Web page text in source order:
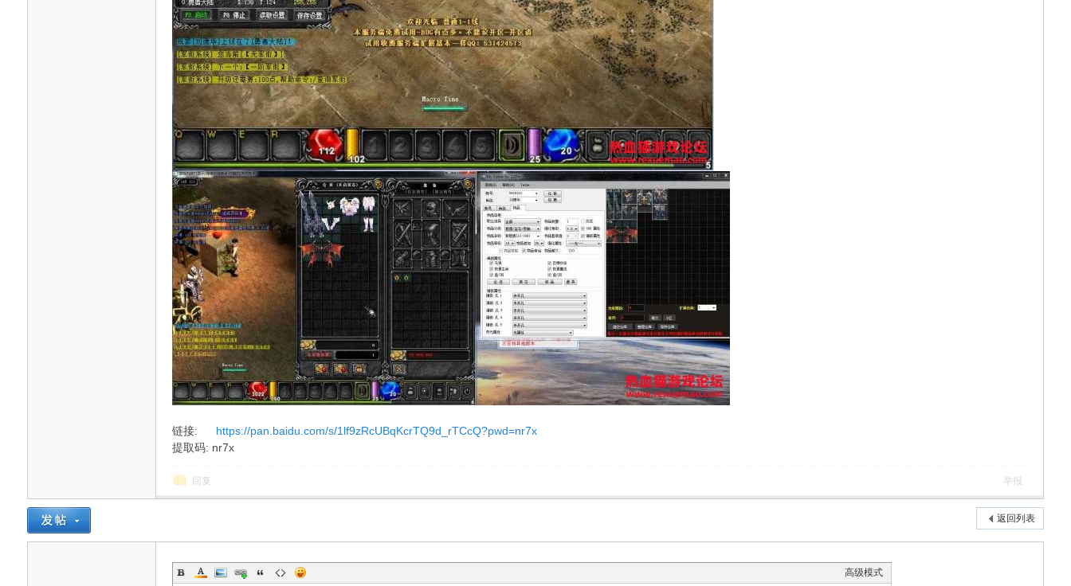
链接:
https://pan.baidu.com/s/1lf9zRcUBqKcrTQ9d_rTCcQ?pwd=nr7x
提取码: nr7x
回复 举报
返回列表
高级模式